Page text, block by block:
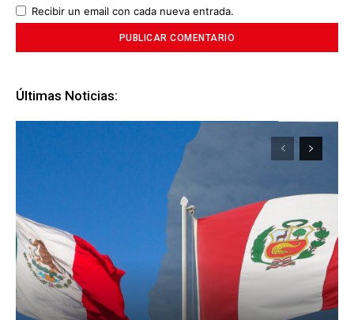
Recibir un email con cada nueva entrada.
Últimas Noticias: